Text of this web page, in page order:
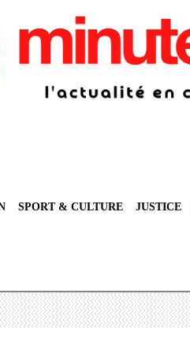
SPORT & CULTURE JUSTICE